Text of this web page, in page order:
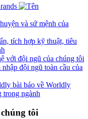
và sứ mệnh của
tích hợp kỹ thuật, tiêu
với đội ngũ của chúng tôi
đội ngũ toàn cầu của
bài báo về Worldly
trong ngành
tôi